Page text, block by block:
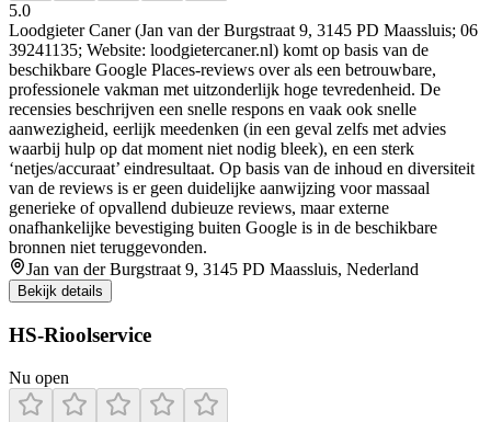
5.0
Loodgieter Caner (Jan van der Burgstraat 9, 3145 PD Maassluis; 06
39241135; Website: loodgietercaner.nl) komt op basis van de
beschikbare Google Places-reviews over als een betrouwbare,
professionele vakman met uitzonderlijk hoge tevredenheid. De
recensies beschrijven een snelle respons en vaak ook snelle
aanwezigheid, eerlijk meedenken (in een geval zelfs met advies
waarbij hulp op dat moment niet nodig bleek), en een sterk
‘netjes/accuraat’ eindresultaat. Op basis van de inhoud en diversiteit
van de reviews is er geen duidelijke aanwijzing voor massaal
generieke of opvallend dubieuze reviews, maar externe
onafhankelijke bevestiging buiten Google is in de beschikbare
bronnen niet teruggevonden.
Jan van der Burgstraat 9, 3145 PD Maassluis, Nederland
Bekijk details
HS-Rioolservice
Nu open